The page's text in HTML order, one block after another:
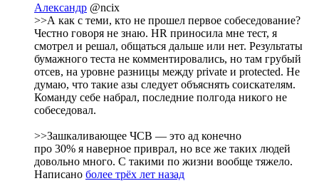
Александр @ncix
>>А как с теми, кто не прошел первое собеседование?
Честно говоря не знаю. HR приносила мне тест, я
смотрел и решал, общаться дальше или нет. Результаты
бумажного теста не комментировались, но там грубый
отсев, на уровне разницы между private и protected. Не
думаю, что такие азы следует объяснять соискателям.
Команду себе набрал, последние полгода никого не
собеседовал.
>>Зашкаливающее ЧСВ — это ад конечно
про 30% я наверное приврал, но все же таких людей
довольно много. С такими по жизни вообще тяжело.
Написано более трёх лет назад